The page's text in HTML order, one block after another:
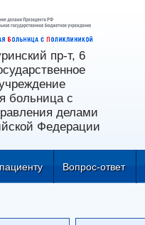
пр-т, 6
больница с
делами
Федерации
Вопрос-ответ